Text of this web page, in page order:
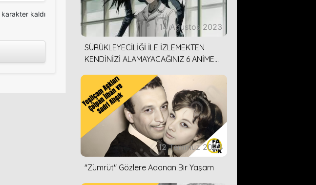
karakter kaldı
14 Ağustos 2023
SÜRÜKLEYECİLİĞİ İLE İZLEMEKTEN
KENDİNİZİ ALAMAYACAĞINIZ 6 ANİME
12 Temmuz 2023
''Zümrüt'' Gözlere Adanan Bir Yaşam